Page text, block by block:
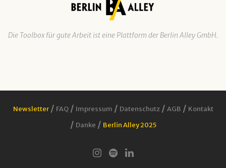
Die Toolbox für gute Arbeit ist eine Plattform der Berlin Alley GmbH.
Newsletter/ FAQ/ Impressum / Datenschutz / AGB / Kontakt
/ Danke / Berlin Alley 2025